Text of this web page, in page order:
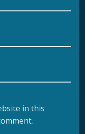
in this